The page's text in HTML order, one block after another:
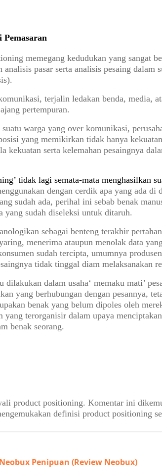
Pemasaran
memegang kedudukan yang sangat
analisis pasar serta analisis pesaing dalam
terjalin ledakan benda, media,
pertempuran.
warga yang over komunikasi,
yang memikirkan tidak hanya
kekuatan serta kelemahan pesaingnya
tidak lagi semata-mata menghasilkan
dengan cerdik apa yang ada di
sudah ada, perihal ini sebab benak
yang sudah diseleksi untuk ditaruh.
sebagai benteng terakhir
menerima ataupun menolak data yang
sudah tercipta, umumnya
tidak tinggal diam melaksanakan
dalam usaha‘ memaku mati’
yang berhubungan dengan pesannya,
benak yang belum dipoles oleh
yang terorganisir dalam upaya
benak seorang.
product positioning. Komentar ini
definisi product positioning
Penipuan (Review Neobux)